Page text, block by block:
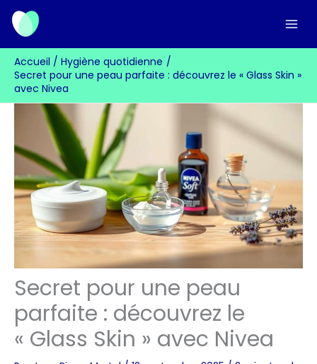
Aller
contenu
Accueil
Hygiène quotidienne
Secret pour une peau parfaite : découvrez le « Glass Skin »
avec Nivea
Secret pour une peau
parfaite : découvrez le
« Glass Skin » avec Nivea